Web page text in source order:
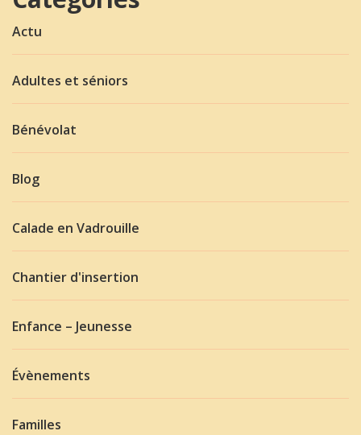
Actu
Adultes et séniors
Bénévolat
Blog
Calade en Vadrouille
Chantier d'insertion
Enfance – Jeunesse
Évènements
Familles